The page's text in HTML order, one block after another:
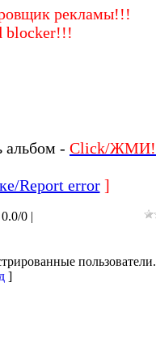
рекламы!!!
blocker!!!
альбом - Click/ЖМИ!
Report error]
0.0/0 |
пользователи.
]